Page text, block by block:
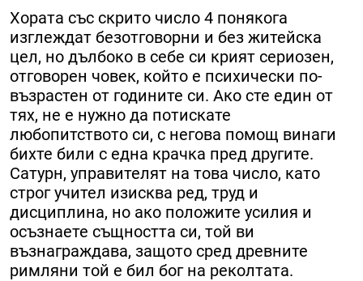
Хората със скрито число 4 понякога
изглеждат безотговорни и без житейска
цел, но дълбоко в себе си крият сериозен,
отговорен човек, който е психически по-
възрастен от годините си. Ако сте един от
тях, не е нужно да потискате
любопитството си, с негова помощ винаги
бихте били с една крачка пред другите.
Сатурн, управителят на това число, като
строг учител изисква ред, труд и
дисциплина, но ако положите усилия и
осъзнаете същността си, той ви
възнаграждава, защото сред древните
римляни той е бил бог на реколтата.